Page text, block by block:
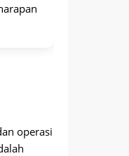
operasi